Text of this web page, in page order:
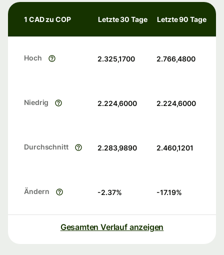
1 CAD zu COP Letzte 30 Tage Letzte 90 Tage
Hoch 2.325,1700 2.766,4800
Niedrig 2.224,6000 2.224,6000
Durchschnitt 2.283,9890 2.460,1201
Ändern -2.37% -17.19%
Gesamten Verlauf anzeigen